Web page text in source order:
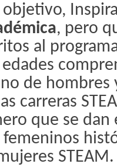
objetivo,
, pero
al
de
carreras
que se dan
STEAM.